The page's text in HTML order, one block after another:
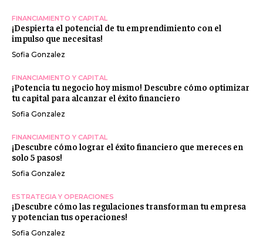
FINANCIAMIENTO Y CAPITAL
¡Despierta el potencial de tu emprendimiento con el
impulso que necesitas!
Sofia Gonzalez
FINANCIAMIENTO Y CAPITAL
¡Potencia tu negocio hoy mismo! Descubre cómo optimizar
tu capital para alcanzar el éxito financiero
Sofia Gonzalez
FINANCIAMIENTO Y CAPITAL
¡Descubre cómo lograr el éxito financiero que mereces en
solo 5 pasos!
Sofia Gonzalez
ESTRATEGIA Y OPERACIONES
¡Descubre cómo las regulaciones transforman tu empresa
y potencian tus operaciones!
Sofia Gonzalez